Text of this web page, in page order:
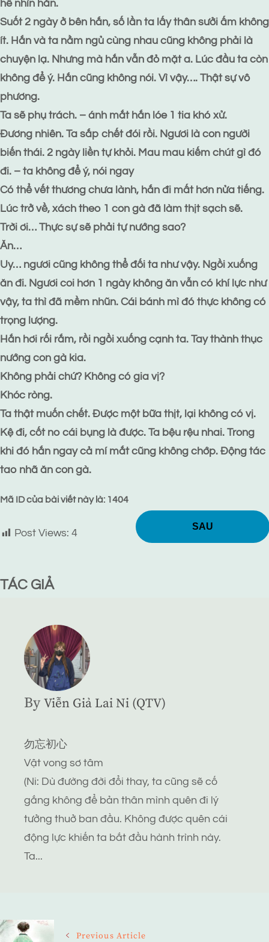
hề nhìn hắn.
Suốt 2 ngày ở bên hắn, số lần ta lấy thân sưởi ấm không
ít. Hắn và ta nằm ngủ cùng nhau cũng không phải là
chuyện lạ. Nhưng mà hắn vẫn đỏ mặt a. Lúc đầu ta còn
không để ý. Hắn cũng không nói. Vì vậy…. Thật sự vô
phương.
Ta sẽ phụ trách. – ánh mắt hắn lóe 1 tia khó xử.
Đương nhiên. Ta sắp chết đói rồi. Ngươi là con người
biến thái. 2 ngày liền tự khỏi. Mau mau kiếm chút gì đó
đi. – ta không để ý, nói ngay
Có thể vết thương chưa lành, hắn đi mất hơn nửa tiếng.
Lúc trở về, xách theo 1 con gà đã làm thịt sạch sẽ.
Trời ơi… Thực sự sẽ phải tự nướng sao?
Ăn…
Uy… ngươi cũng không thể đối ta như vậy. Ngồi xuống
ăn đi. Ngươi coi hơn 1 ngày không ăn vẫn có khí lực như
vậy, ta thì đã mềm nhũn. Cái bánh mì đó thực không có
trọng lượng.
Hắn hơi rối rắm, rồi ngồi xuống cạnh ta. Tay thành thục
nướng con gà kia.
Không phải chứ? Không có gia vị?
Khóc ròng.
Ta thật muốn chết. Được một bữa thịt, lại không có vị.
Kệ đi, cốt no cái bụng là được. Ta bệu rệu nhai. Trong
khi đó hắn ngay cả mí mắt cũng không chớp. Động tác
tao nhã ăn con gà.
Mã ID của bài viết này là: 1404
SAU
Post Views: 4
TÁC GIẢ
By Viễn Giả Lai Ni (QTV)
勿忘初心
Vật vong sơ tâm
(Ni: Dù đường đời đổi thay, ta cũng sẽ cố
gắng không để bản thân mình quên đi lý
tưởng thuở ban đầu. Không được quên cái
động lực khiến ta bắt đầu hành trình này.
Ta...
Post
Previous Article